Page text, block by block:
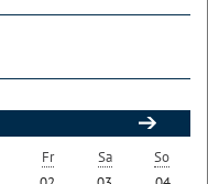
Fr Sa So